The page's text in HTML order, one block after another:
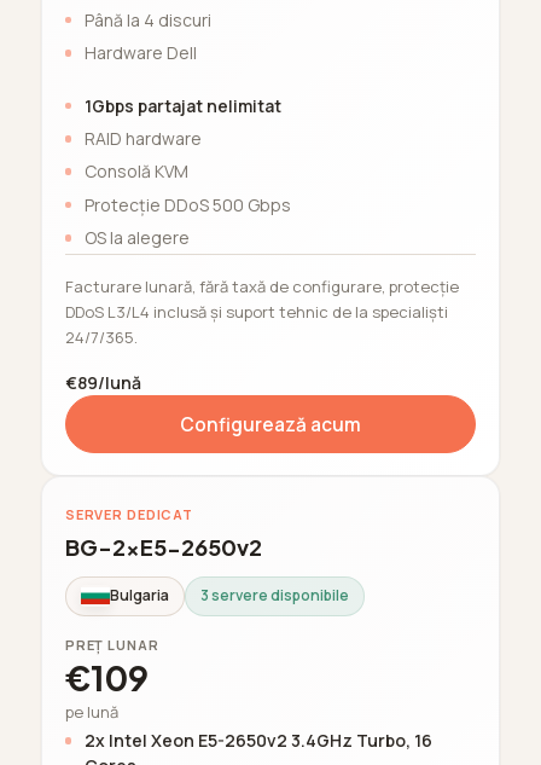
Până la 4 discuri
Hardware Dell
1Gbps partajat nelimitat
RAID hardware
Consolă KVM
Protecție DDoS 500 Gbps
OS la alegere
Facturare lunară, fără taxă de configurare, protecție
DDoS L3/L4 inclusă și suport tehnic de la specialiști
24/7/365.
€89/lună
Configurează acum
SERVER DEDICAT
BG-2xE5-2650v2
Bulgaria 3 servere disponibile
PREȚ LUNAR
€109
pe lună
2x Intel Xeon E5-2650v2 3.4GHz Turbo, 16